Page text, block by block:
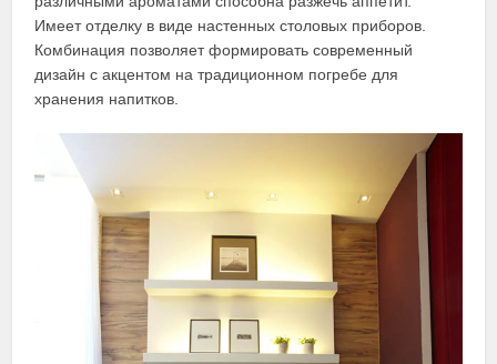
Имеет отделку в виде настенных столовых приборов.
Комбинация позволяет формировать современный
дизайн с акцентом на традиционном погребе для
хранения напитков.